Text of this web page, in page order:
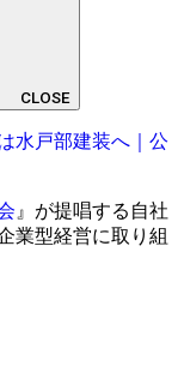
CLOSE
』が提唱する自社
業型経営に取り組